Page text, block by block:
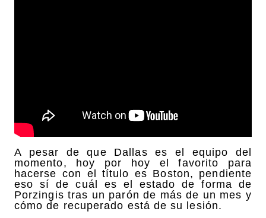
A pesar de que Dallas es el equipo del
momento, hoy por hoy el favorito para
hacerse con el título es Boston, pendiente
eso sí de cuál es el estado de forma de
Porzingis tras un parón de más de un mes y
cómo de recuperado está de su lesión.